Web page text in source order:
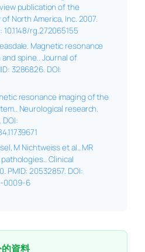
publication of the
North America, Inc. 2007.
10.1148/rg.272065155
Magnetic resonance
spine.. Journal of
3286826. DOI:
resonance imaging of the
Neurological research.
DOI:
M Nichtweiss et al.. MR
Clinical
PMID: 20532857. DOI:
0009-6
資料